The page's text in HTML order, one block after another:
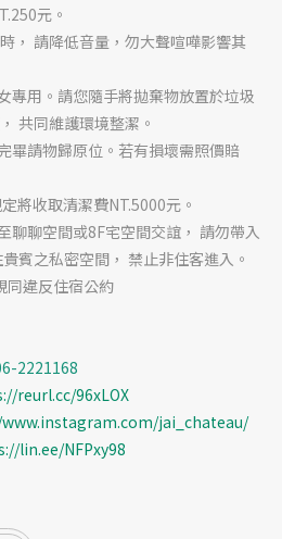
元。
， 請降低音量，勿大聲喧嘩影響其
專用。請您隨手將拋棄物放置於垃圾
共同維護環境整潔。
畢請物歸原位。若有損壞需照價賠
將收取清潔費NT.5000元。
聊聊空間或8F宅空間交誼， 請勿帶入
賓之私密空間， 禁止非住客進入。
同違反住宿公約
2221168
reurl.cc/96xLOX
jai_chateau/
lin.ee/NFPxy98